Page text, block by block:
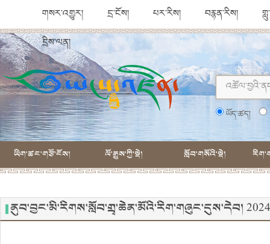
གསར་འགྱུར། དྲ་ངོས། པར་རིས། བརྙན་རིས།
དྲིས་ལན།
ཡོད་ཚད།
ཡིག་ཚང་གཙོ་ངོས། ལོ་རྒྱུས་ཀྱི་སྡེ། སློབ་གསོའི་སྡེ།
ནུབ་བྱང་མི་རིགས་སློབ་གྲྭ་ཆེན་མོའི་རིག་གཞུང་དུས་དེབ།